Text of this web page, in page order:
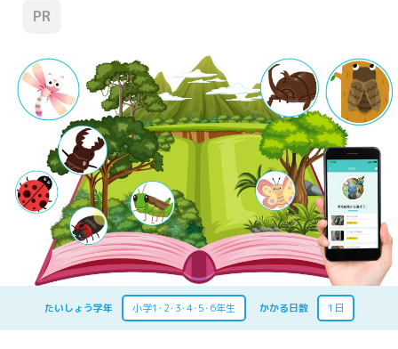
PR
たいしょう学年 小学1･2･3･4･5･6年生 かかる日数 1日